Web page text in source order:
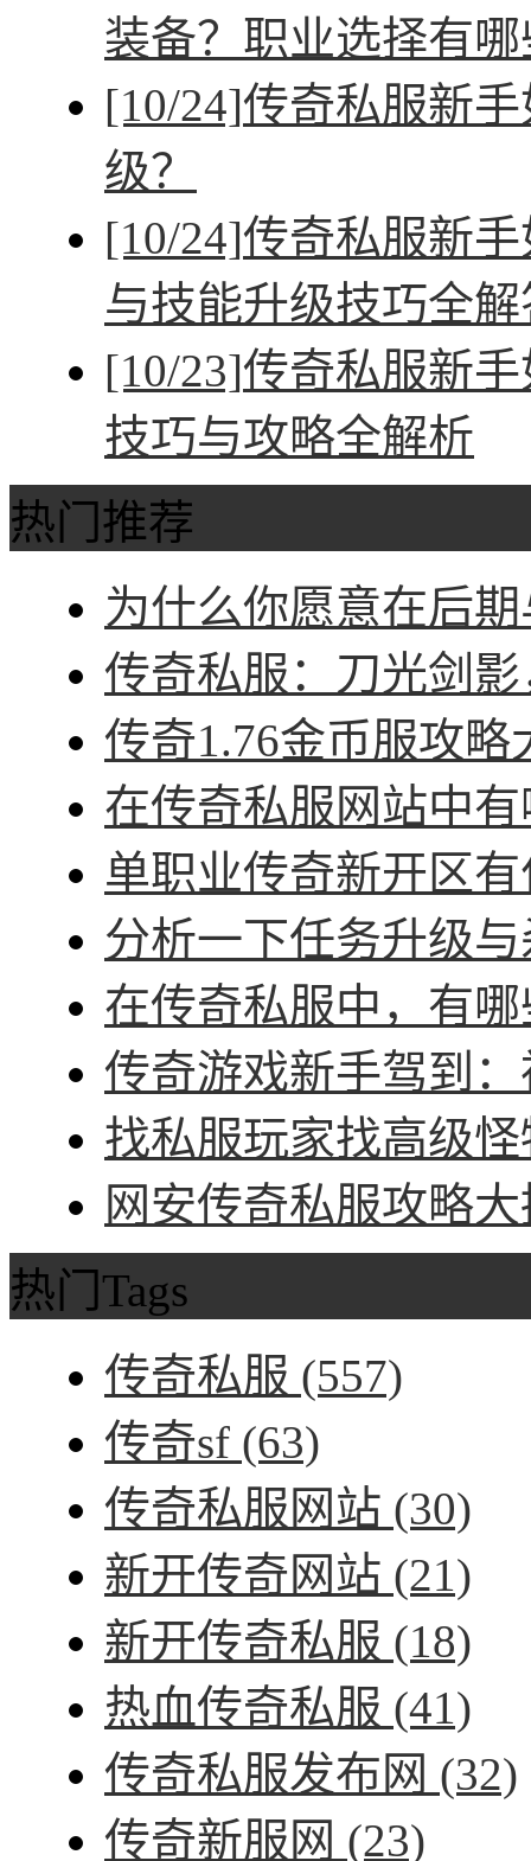
装备？职业选择有
[10/24]传奇私服新
级？
[10/24]传奇私服新
与技能升级技巧全解
[10/23]传奇私服新
技巧与攻略全解析
热门推荐
为什么你愿意在后
传奇私服：刀光剑
传奇1.76金币服攻
在传奇私服网站中
单职业传奇新开区
分析一下任务升级
在传奇私服中，有
传奇游戏新手驾到
找私服玩家找高级
网安传奇私服攻略
热门Tags
传奇私服 (557)
传奇sf (63)
传奇私服网站 (30)
新开传奇网站 (21)
新开传奇私服 (18)
热血传奇私服 (41)
传奇私服发布网 (32)
传奇新服网 (23)